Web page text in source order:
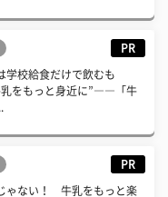
PR
学校給食だけで飲むも
をもっと身近に”――「牛
PR
ゃない！ 牛乳をもっと楽